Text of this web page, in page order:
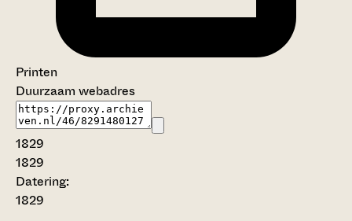
Printen
Duurzaam webadres
1829
1829
Datering:
1829